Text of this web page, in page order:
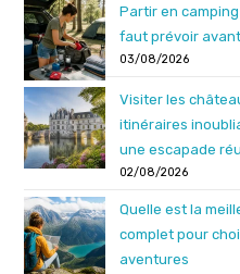
Partir en
faut prévoir
03/08/2026
Visiter les
itinéraires
une escapade
02/08/2026
Quelle est la
complet pour
aventures